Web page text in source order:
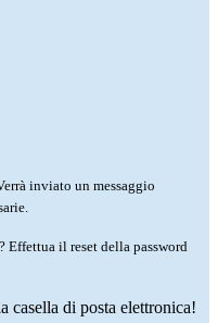
inviato un messaggio
Effettua il reset della password
casella di posta elettronica!